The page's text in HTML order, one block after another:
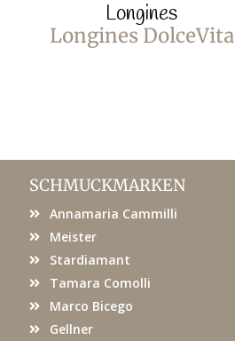
Longines
Longines DolceVita
SCHMUCKMARKEN
Annamaria Cammilli
Meister
Stardiamant
Tamara Comolli
Marco Bicego
Gellner